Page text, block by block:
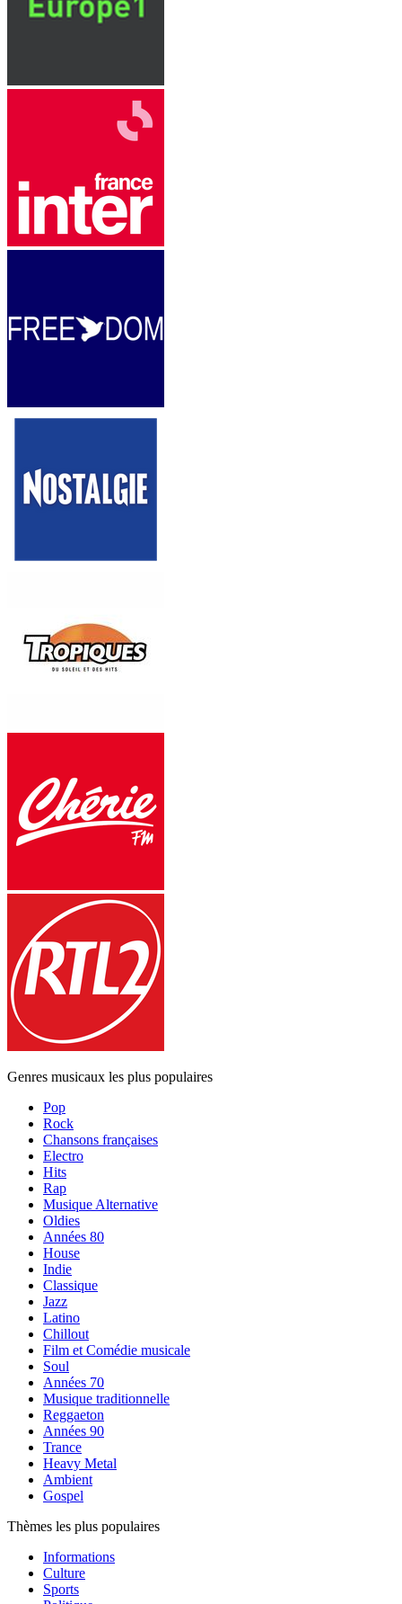
Genres musicaux les plus populaires
Pop
Rock
Chansons françaises
Electro
Hits
Rap
Musique Alternative
Oldies
Années 80
House
Indie
Classique
Jazz
Latino
Chillout
Film et Comédie musicale
Soul
Années 70
Musique traditionnelle
Reggaeton
Années 90
Trance
Heavy Metal
Ambient
Gospel
Thèmes les plus populaires
Informations
Culture
Sports